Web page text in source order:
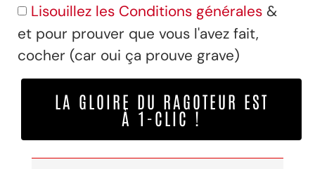
Lisouillez les Conditions générales &
et pour prouver que vous l'avez fait,
cocher (car oui ça prouve grave)
LA GLOIRE DU RAGOTEUR EST
À 1-CLIC !